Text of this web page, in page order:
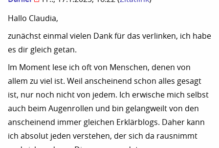
Hallo Claudia,
zunächst einmal vielen Dank für das verlinken, ich habe
es dir gleich getan.
Im Moment lese ich oft von Menschen, denen von
allem zu viel ist. Weil anscheinend schon alles gesagt
ist, nur noch nicht von jedem. Ich erwische mich selbst
auch beim Augenrollen und bin gelangweilt von den
anscheinend immer gleichen Erklärblogs. Daher kann
ich absolut jeden verstehen, der sich da rausnimmt